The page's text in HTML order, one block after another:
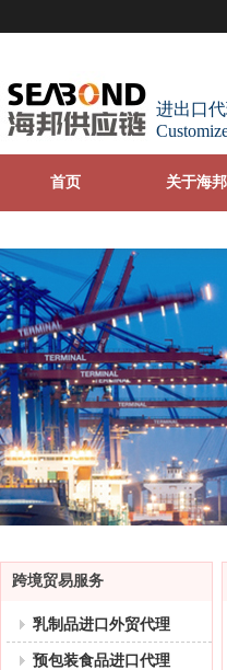
进出口
首页 关于海邦
跨境贸易服务
乳制品进口外贸代理
预包装食品进口代理